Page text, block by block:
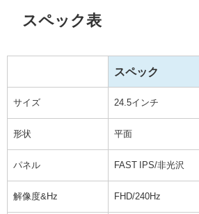
スペック表
スペック
サイズ 24.5インチ
形状 平面
パネル FAST IPS/非光沢
解像度&Hz FHD/240Hz